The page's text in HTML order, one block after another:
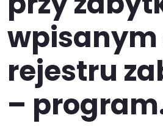
wpisanym
rejestru
–